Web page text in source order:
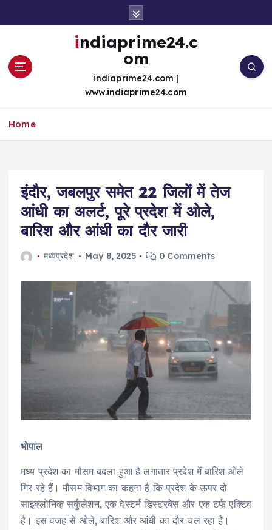
indiaprime24.c
om
indiaprime24.com |
www.indiaprime24.com
Home
इंदौर, जबलपुर समेत 22 जिलों में तेज
आंधी का अलर्ट, पूरे प्रदेश में ओले,
बारिश और आंधी का दौर जारी
मध्यप्रदेश May 8, 2025 0 Comments
भोपाल
मध्य प्रदेश का मौसम बदला हुआ है लगातार प्रदेश में बारिश ओले
गिर रहे हैं। मौसम विभाग का कहना है कि प्रदेश के ऊपर दो
साइक्लोनिक सर्कुलेशन, एक वेस्टर्न डिस्टरबेंस और एक टर्फ एक्टिव
है। इस वजह से ओले, बारिश और आंधी का दौर चल रहा है।